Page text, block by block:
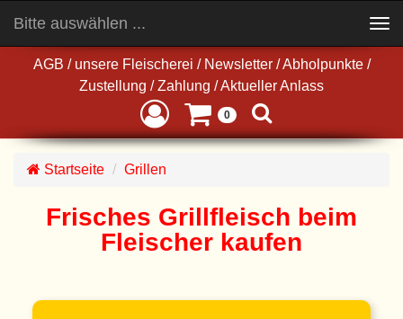
AGB / unsere Fleischerei / Newsletter / Abholpunkte /
Zustellung / Zahlung /Aktueller Anlass
0
Bitte auswählen ...
navigation
Startseite Grillen
Frisches Grillfleisch beim
Fleischer kaufen